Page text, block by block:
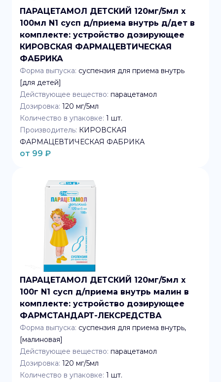
ПАРАЦЕТАМОЛ ДЕТСКИЙ 120мг/5мл x
100мл N1 сусп д/приема внутрь д/дет в
комплекте: устройство дозирующее
КИРОВСКАЯ ФАРМАЦЕВТИЧЕСКАЯ
ФАБРИКА
Форма выпуска: суспензия для приема внутрь
[для детей]
Действующее вещество: парацетамол
Дозировка: 120 мг/5мл
Количество в упаковке: 1 шт.
Производитель: КИРОВСКАЯ
ФАРМАЦЕВТИЧЕСКАЯ ФАБРИКА
от 99 ₽
ПАРАЦЕТАМОЛ ДЕТСКИЙ 120мг/5мл x
100г N1 сусп д/приема внутрь малин в
комплекте: устройство дозирующее
ФАРМСТАНДАРТ-ЛЕКСРЕДСТВА
Форма выпуска: суспензия для приема внутрь,
[малиновая]
Действующее вещество: парацетамол
Дозировка: 120 мг/5мл
Количество в упаковке: 1 шт.